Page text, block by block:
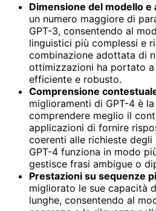
Dimensione del modello
un numero maggiore di
GPT-3, consentendo al
linguistici più complessi e
combinazione adottata di
ottimizzazioni ha portato a
efficiente e robusto.
Comprensione
miglioramenti di GPT-4 è
comprendere meglio il
applicazioni di fornire
coerenti alle richieste
GPT-4 funziona in modo
gestisce frasi ambigue o
Prestazioni su sequenze
migliorato le sue capacità
lunghe, consentendo al